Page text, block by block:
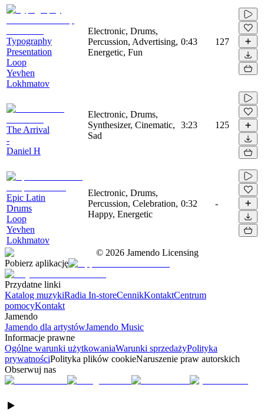
Typography
Presentation
Loop
Yevhen
Lokhmatov
Electronic, Drums,
Percussion, Advertising,
Energetic, Fun
0:43 127
The Arrival
-
Daniel H
Electronic, Drums,
Synthesizer, Cinematic,
Sad
3:23 125
Epic Latin
Drums
Loop
Yevhen
Lokhmatov
Electronic, Drums,
Percussion, Celebration,
Happy, Energetic
0:32 -
© 2026 Jamendo Licensing
Pobierz aplikację
Przydatne linki
Katalog muzykiRadia In-storeCennikKontaktCentrum
pomocyKontakt
Jamendo
Jamendo dla artystówJamendo Music
Informacje prawne
Ogólne warunki użytkowaniaWarunki sprzedażyPolityka
prywatnościPolityka plików cookieNaruszenie praw autorskich
Obserwuj nas